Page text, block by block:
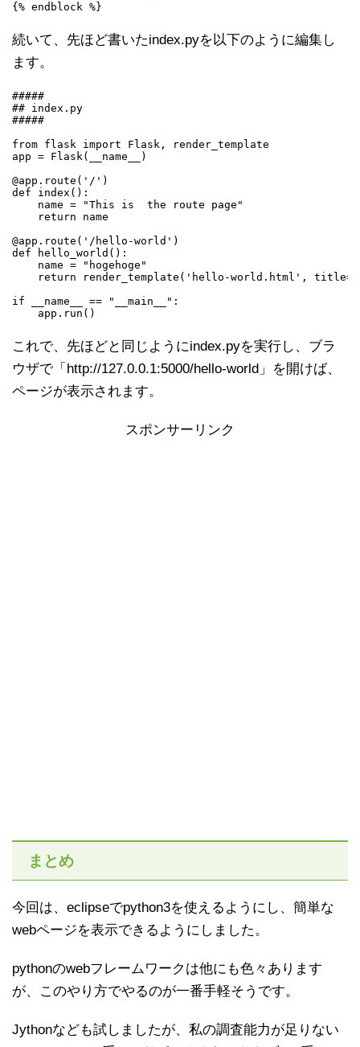
続いて、先ほど書いたindex.pyを以下のように編集し
ます。
#####
## index.py
#####
from flask import Flask, render_template
app = Flask(__name__)
@app.route('/')
def index():
    name = "This is  the route page"
    return name
@app.route('/hello-world')
def hello_world():
    name = "hogehoge"
return render_template('hello-world.html',
if __name__ == "__main__":
これで、先ほどと同じようにindex.pyを実行し、ブラ
ウザで「http://127.0.0.1:5000/hello-world」を開けば、
ページが表示されます。
スポンサーリンク
まとめ
今回は、eclipseでpython3を使えるようにし、簡単な
webページを表示できるようにしました。
pythonのwebフレームワークは他にも色々あります
が、このやり方でやるのが一番手軽そうです。
Jythonなども試しましたが、私の調査能力が足りない